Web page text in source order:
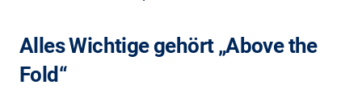
Alles Wichtige gehört „Above the
Fold“